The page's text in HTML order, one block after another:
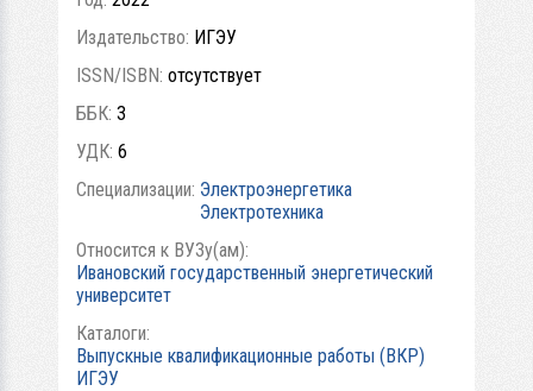
Издательство: ИГЭУ
ISSN/ISBN: отсутствует
ББК: 3
УДК: 6
Специализации: Электроэнергетика
Электротехника
Относится к ВУЗу(ам):
Ивановский государственный энергетический
университет
Каталоги:
Выпускные квалификационные работы (ВКР)
ИГЭУ